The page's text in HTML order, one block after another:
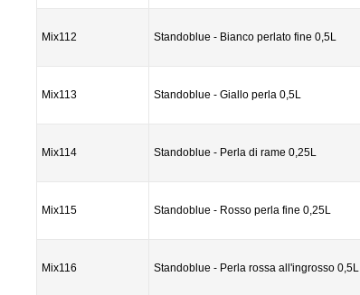
Mix112 Standoblue - Bianco perlato fine 0,5L
Mix113 Standoblue - Giallo perla 0,5L
Mix114 Standoblue - Perla di rame 0,25L
Mix115 Standoblue - Rosso perla fine 0,25L
Mix116 Standoblue - Perla rossa all'ingrosso 0,5L